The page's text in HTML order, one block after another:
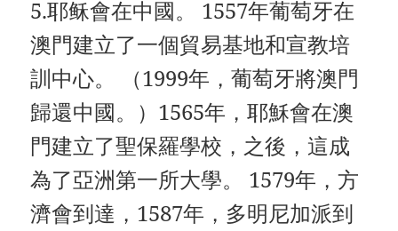
5.耶稣會在中國。 1557年葡萄牙在
澳門建立了一個貿易基地和宣教培
訓中心。 （1999年，葡萄牙將澳門
歸還中國。）1565年，耶穌會在澳
門建立了聖保羅學校，之後，這成
為了亞洲第一所大學。 1579年，方
濟會到達，1587年，多明尼加派到